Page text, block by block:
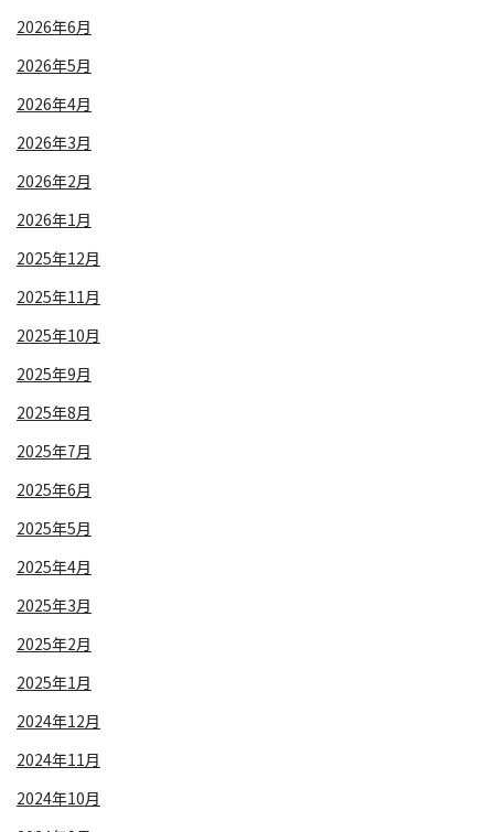
2026年6月
2026年5月
2026年4月
2026年3月
2026年2月
2026年1月
2025年12月
2025年11月
2025年10月
2025年9月
2025年8月
2025年7月
2025年6月
2025年5月
2025年4月
2025年3月
2025年2月
2025年1月
2024年12月
2024年11月
2024年10月